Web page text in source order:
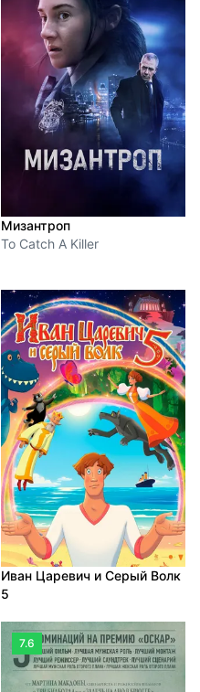
Мизантроп
To Catch A Killer
Иван Царевич и Серый Волк
5
7.6